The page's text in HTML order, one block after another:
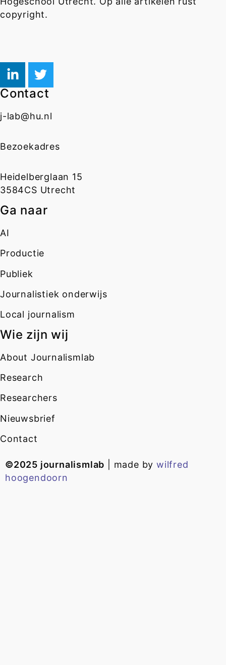
copyright.
Contact
j-lab@hu.nl
Bezoekadres
Heidelberglaan 15
3584CS Utrecht
Ga naar
AI
Productie
Publiek
Journalistiek onderwijs
Local journalism
Wie zijn wij
About Journalismlab
Research
Researchers
Nieuwsbrief
Contact
©2025 journalismlab | made bywilfred
hoogendoorn